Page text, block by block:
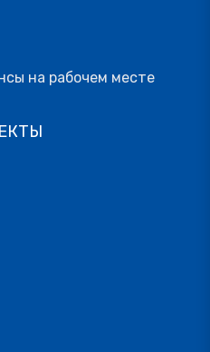
на рабочем месте